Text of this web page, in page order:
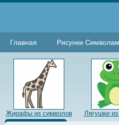
Главная Рисунки
Жирафы из символов Лягушки